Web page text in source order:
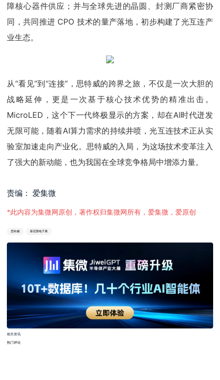
障核心器件供应；并与全球先进的晶圆、封测厂商紧密协
同，共同推进 CPO 技术的量产落地，初步构建了光互连产
业生态。
从“看见”到“连接”，思特威的跨界之旅，不仅是一次大胆的
战略延伸，更是一次基于核心技术优势的精准出击。
MicroLED，这个下一代终极显示的方案，却在AI时代迸发
无限可能，随着AI算力需求的持续井喷，光互连技术正从实
验室加速走向产业化。思特威的入局，为这场技术变革注入
了强大的新动能，也为我国在全球竞争格局中增添力量。
责编： 爱集微
*此内容为集微网原创，著作权归集微网所有，爱集微，爱原创
思特威 慕尼黑电子展
相关资讯
热门评论